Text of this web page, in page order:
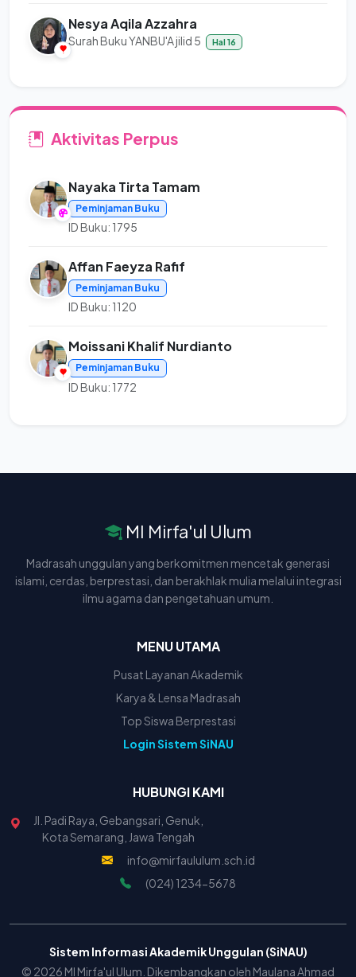
Nesya Aqila Azzahra
Surah Buku YANBU'A jilid 5 Hal 16
Aktivitas Perpus
Nayaka Tirta Tamam
Peminjaman Buku
ID Buku: 1795
Affan Faeyza Rafif
Peminjaman Buku
ID Buku: 1120
Moissani Khalif Nurdianto
Peminjaman Buku
ID Buku: 1772
MI Mirfa'ul Ulum
Madrasah unggulan yang berkomitmen mencetak generasi
islami, cerdas, berprestasi, dan berakhlak mulia melalui integrasi
ilmu agama dan pengetahuan umum.
MENU UTAMA
Pusat Layanan Akademik
Karya & Lensa Madrasah
Top Siswa Berprestasi
Login Sistem SiNAU
HUBUNGI KAMI
Jl. Padi Raya, Gebangsari, Genuk,
Kota Semarang, Jawa Tengah
info@mirfaululum.sch.id
(024) 1234-5678
Sistem Informasi Akademik Unggulan (SiNAU)
© 2026 MI Mirfa'ul Ulum. Dikembangkan oleh Maulana Ahmad